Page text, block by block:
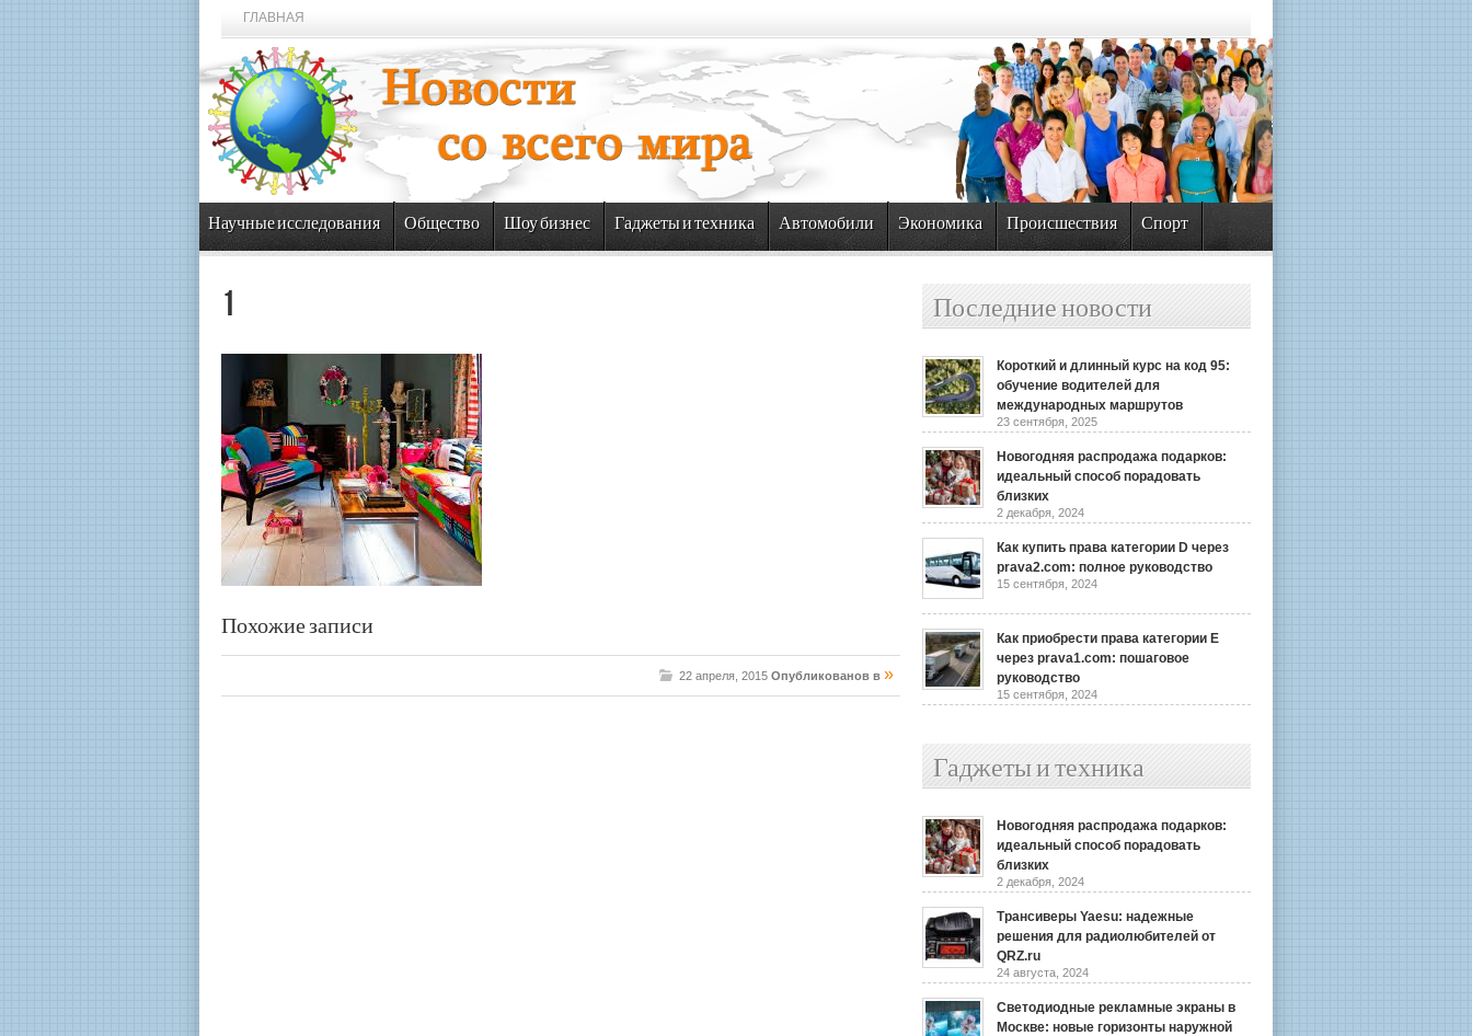
ГЛАВНАЯ
Научные исследования Общество Шоу бизнес Гаджеты и техника Автомобили Экономика Происшествия Спорт
1
Похожие записи
22 апреля, 2015 Опубликованов в »
Последние новости
Короткий и длинный курс на код 95:
обучение водителей для
международных маршрутов
23 сентября, 2025
Новогодняя распродажа подарков:
идеальный способ порадовать
близких
2 декабря, 2024
Как купить права категории D через
prava2.com: полное руководство
15 сентября, 2024
Как приобрести права категории E
через prava1.com: пошаговое
руководство
15 сентября, 2024
Гаджеты и техника
Новогодняя распродажа подарков:
идеальный способ порадовать
близких
2 декабря, 2024
Трансиверы Yaesu: надежные
решения для радиолюбителей от
QRZ.ru
24 августа, 2024
Светодиодные рекламные экраны в
Москве: новые горизонты наружной